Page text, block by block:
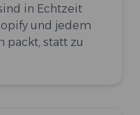
in Echtzeit
und jedem
packt, statt zu